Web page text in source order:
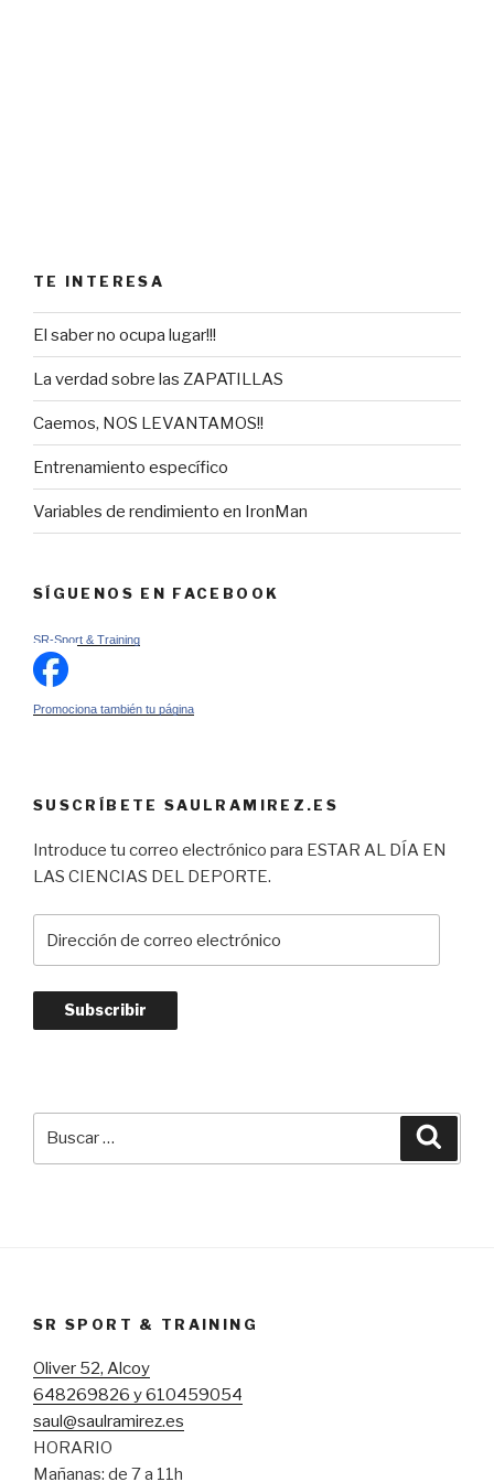
TE INTERESA
El saber no ocupa lugar!!!
La verdad sobre las ZAPATILLAS
Caemos, NOS LEVANTAMOS!!
Entrenamiento específico
Variables de rendimiento en IronMan
SÍGUENOS EN FACEBOOK
SR-Sport & Training
Promociona también tu página
SUSCRÍBETE SAULRAMIREZ.ES
Introduce tu correo electrónico para ESTAR AL DÍA EN
LAS CIENCIAS DEL DEPORTE.
de
electrónico
Subscribir
SR SPORT & TRAINING
Oliver 52, Alcoy
648269826 y 610459054
saul@saulramirez.es
HORARIO
Mañanas: de 7 a 11h